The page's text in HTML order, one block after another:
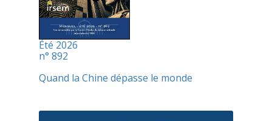
Été 2026
n° 892
Quand la Chine dépasse le monde